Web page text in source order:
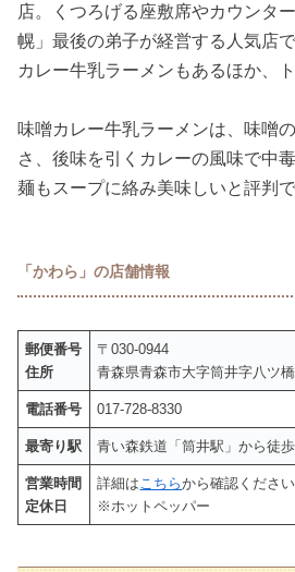
店。くつろげる座敷席やカウンタ
幌」最後の弟子が経営する人気店
カレー牛乳ラーメンもあるほか、
味噌カレー牛乳ラーメンは、味噌
さ、後味を引くカレーの風味で中
麺もスープに絡み美味しいと評判で
「かわら」の店舗情報
郵便番号
住所
〒030-0944
青森県青森市大字筒井字八ツ
電話番号 017-728-8330
最寄り駅 青い森鉄道「筒井駅」から徒
営業時間
定休日
詳細は こちらから確認ください
※ホットペッパー